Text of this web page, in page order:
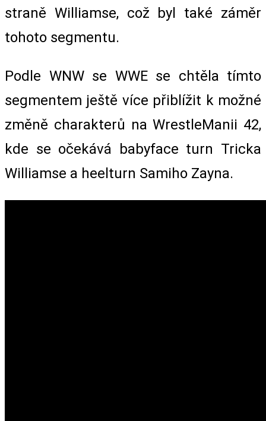
straně Williamse, což byl také záměr
tohoto segmentu.
Podle WNW se WWE se chtěla tímto
segmentem ještě více přiblížit k možné
změně charakterů na WrestleManii 42,
kde se očekává babyface turn Tricka
Williamse a heelturn Samiho Zayna.